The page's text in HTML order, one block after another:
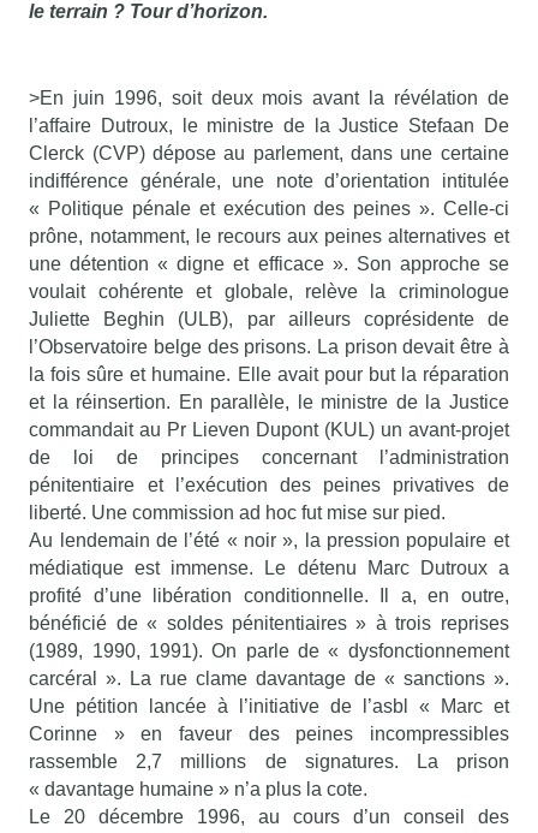
le terrain ? Tour d’horizon.
>En juin 1996, soit deux mois avant la révélation de
l’affaire Dutroux, le ministre de la Justice Stefaan De
Clerck (CVP) dépose au parlement, dans une certaine
indifférence générale, une note d’orientation intitulée
« Politique pénale et exécution des peines ». Celle-ci
prône, notamment, le recours aux peines alternatives et
une détention « digne et efficace ». Son approche se
voulait cohérente et globale, relève la criminologue
Juliette Beghin (ULB), par ailleurs coprésidente de
l’Observatoire belge des prisons. La prison devait être à
la fois sûre et humaine. Elle avait pour but la réparation
et la réinsertion. En parallèle, le ministre de la Justice
commandait au Pr Lieven Dupont (KUL) un avant-projet
de loi de principes concernant l’administration
pénitentiaire et l’exécution des peines privatives de
liberté. Une commission ad hoc fut mise sur pied.
Au lendemain de l’été « noir », la pression populaire et
médiatique est immense. Le détenu Marc Dutroux a
profité d’une libération conditionnelle. Il a, en outre,
bénéficié de « soldes pénitentiaires » à trois reprises
(1989, 1990, 1991). On parle de « dysfonctionnement
carcéral ». La rue clame davantage de « sanctions ».
Une pétition lancée à l’initiative de l’asbl « Marc et
Corinne » en faveur des peines incompressibles
rassemble 2,7 millions de signatures. La prison
« davantage humaine » n’a plus la cote.
Le 20 décembre 1996, au cours d’un conseil des